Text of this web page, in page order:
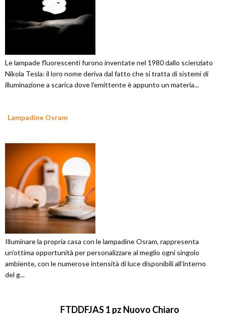
Le lampade fluorescenti furono inventate nel 1980 dallo scienziato
Nikola Tesla: il loro nome deriva dal fatto che si tratta di sistemi di
illuminazione a scarica dove l'emittente è appunto un materia...
Lampadine Osram
Illuminare la propria casa con le lampadine Osram, rappresenta
un'ottima opportunità per personalizzare al meglio ogni singolo
ambiente, con le numerose intensità di luce disponibili all'interno
del g...
FTDDFJAS 1 pz Nuovo Chiaro